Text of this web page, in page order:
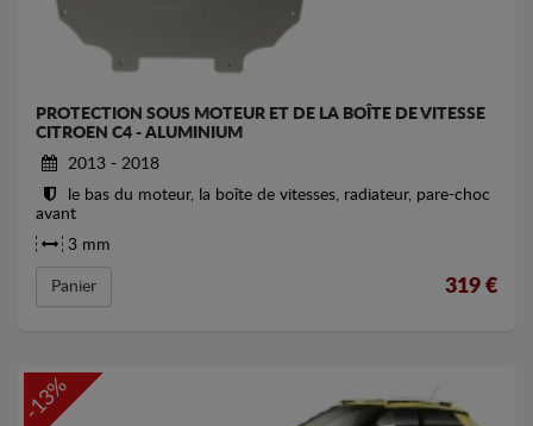
PROTECTION SOUS MOTEUR ET DE LA BOÎTE DE VITESSE
CITROEN C4 - ALUMINIUM
2013 - 2018
le bas du moteur, la boîte de vitesses, radiateur, pare-choc
avant
3 mm
Panier 319 €
-13%